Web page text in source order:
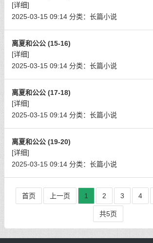
[详细]
2025-03-15 09:14 分类： 长篇小说
离夏和公公 (15-16)
[详细]
2025-03-15 09:14 分类： 长篇小说
离夏和公公 (17-18)
[详细]
2025-03-15 09:14 分类： 长篇小说
离夏和公公 (19-20)
[详细]
2025-03-15 09:14 分类： 长篇小说
首页 上一页 1 2 3 4
共5页